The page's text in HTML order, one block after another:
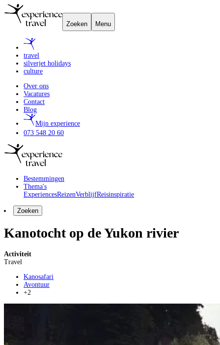
Zoeken Menu
travel
silverjet holidays
culture
Over ons
Vacatures
Contact
Blog
Mijn experience
073 548 20 60
Bestemmingen
Thema's
ExperiencesReizenVerblijfReisinspiratie
Zoeken
Kanotocht op de Yukon rivier
Activiteit
Travel
Kanosafari
Avontuur
+2